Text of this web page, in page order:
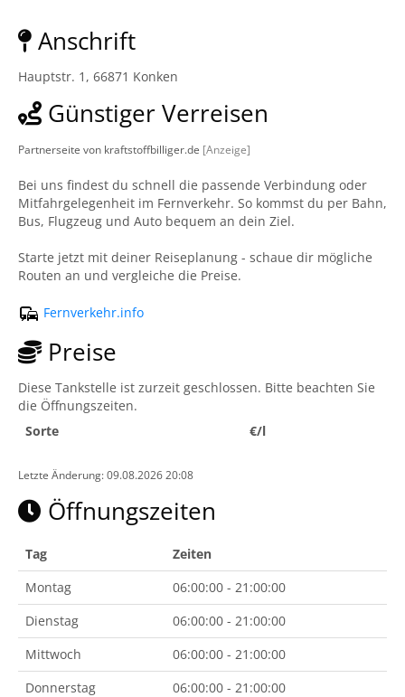
Anschrift
Hauptstr. 1, 66871 Konken
Günstiger Verreisen
Partnerseite von kraftstoffbilliger.de [Anzeige]
Bei uns findest du schnell die passende Verbindung oder
Mitfahrgelegenheit im Fernverkehr. So kommst du per Bahn,
Bus, Flugzeug und Auto bequem an dein Ziel.
Starte jetzt mit deiner Reiseplanung - schaue dir mögliche
Routen an und vergleiche die Preise.
Fernverkehr.info
Preise
Diese Tankstelle ist zurzeit geschlossen. Bitte beachten Sie
die Öffnungszeiten.
Sorte
€/l
Letzte Änderung: 09.08.2026 20:08
Öffnungszeiten
Tag
Zeiten
Montag
06:00:00 - 21:00:00
Dienstag
06:00:00 - 21:00:00
Mittwoch
06:00:00 - 21:00:00
Donnerstag
06:00:00 - 21:00:00